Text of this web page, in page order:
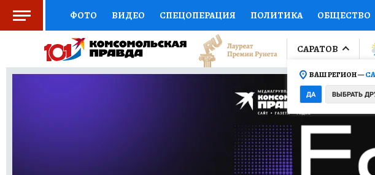
ФОТО ВИДЕО СПЕЦОПЕРАЦИЯ ПОЛИТИКА ОБЩЕСТВО
СОЦПОДДЕРЖКА НАУКА СПОРТ КОЛУМНИСТЫ
ВЫБОР ЭКСПЕРТОВ ДОКТОР ФИНАНСЫ ОТКРЫВАЕМ МИР
ПРОГНОЗЫ НА СПОРТ ПРОМОКОДЫ
ТЕЛЕВИЗОР КОЛЛЕКЦИИ
НОВОЕ НА САЙТЕ
САРАТОВ
ВАШ РЕГИОН —
ДА ВЫБРАТЬ